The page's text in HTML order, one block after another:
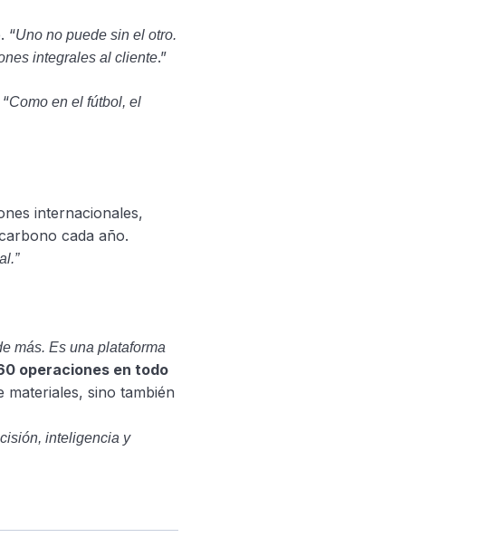
“Uno no puede sin el otro.
integrales al cliente.”
Como en el fútbol, el
internacionales,
cada año.
más. Es una plataforma
operaciones en todo
sino también
inteligencia y